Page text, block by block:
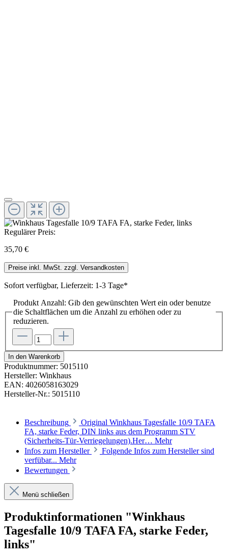
Regulärer Preis:
35,70 €
Preise inkl. MwSt. zzgl. Versandkosten
Sofort verfügbar, Lieferzeit: 1-3 Tage*
Produkt Anzahl: Gib den gewünschten Wert ein oder benutze
die Schaltflächen um die Anzahl zu erhöhen oder zu
reduzieren.
In den Warenkorb
Produktnummer: 5015110
Hersteller: Winkhaus
EAN: 4026058163029
Hersteller-Nr.: 5015110
Beschreibung
Original Winkhaus Tagesfalle 10/9 TAFA
FA, starke Feder, DIN links aus dem Programm STV
(Sicherheits-Tür-Verriegelungen).Her… Mehr
Infos zum Hersteller
Folgende Infos zum Hersteller sind
verfübar... Mehr
Bewertungen
Menü schließen
Produktinformationen "Winkhaus
Tagesfalle 10/9 TAFA FA, starke Feder,
links"